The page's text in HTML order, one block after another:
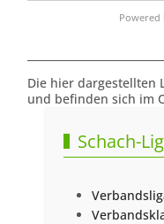
Powered
Die hier dargestellten
und befinden sich im
Schach-